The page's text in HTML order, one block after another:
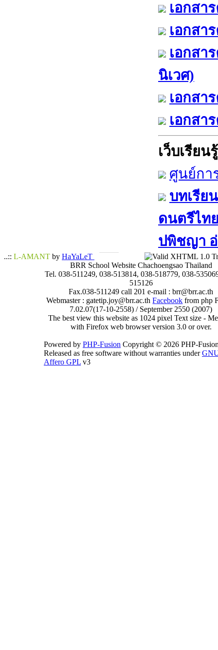
เอกสา
เอกสา
เอกสา
นิเวศ)
เอกสา
เอกสา
เว็บเรียนรู้
ศูนย์กา
บทเรีย
ดนตรีไท
ปพิชญา​ อ่
..:: L-AMANT by HaYaLeT
BRR School Website Chachoengsao Thailand
Tel. 038-511249, 038-513814, 038-518779, 038-
515126
Fax.038-511249 call 201 e-mail : brr@brr.ac.th
Webmaster : gatetip.joy@brr.ac.thFacebook from php
7.02.07(17-10-2558) / September 2550 (2007)
The best view this website as 1024 pixel Text size -
with Firefox web browser version 3.0 or over.
Powered by PHP-Fusion Copyright © 2026 PHP-
Released as free software without warranties under
Affero GPL v3